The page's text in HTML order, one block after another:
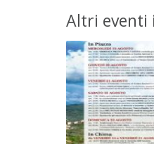
Altri eventi